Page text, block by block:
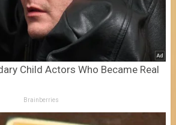
Child Actors Who Became Real
Brainberries